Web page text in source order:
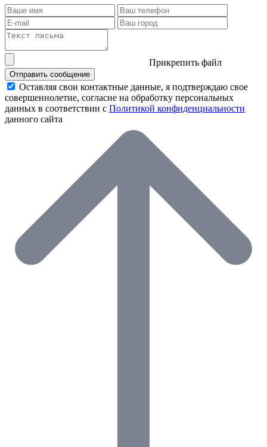
Прикрепить файл
Отправить сообщение
Оставляя свои контактные данные, я подтверждаю свое
совершеннолетие, согласие на обработку персональных
данных в соответствии с Политикой конфиденциальности
данного сайта